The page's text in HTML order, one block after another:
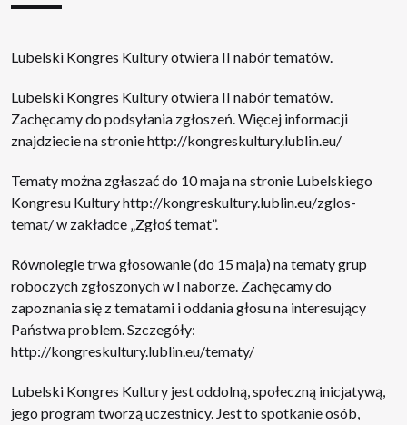
Lubelski Kongres Kultury otwiera II nabór tematów.
Lubelski Kongres Kulturyotwiera II nabór tematów.
Zachęcamy do podsyłania zgłoszeń. Więcej informacji
znajdziecie na stroniehttp://kongreskultury.lublin.eu/
Tematy można zgłaszać do 10 maja na stronie Lubelskiego
Kongresu Kulturyhttp://kongreskultury.lublin.eu/zglos-
temat/w zakładce „Zgłoś temat”.
Równolegle trwa głosowanie (do 15 maja) na tematy grup
roboczych zgłoszonych w I naborze. Zachęcamy do
zapoznania się z tematami i oddania głosu na interesujący
Państwa problem. Szczegóły:
http://kongreskultury.lublin.eu/tematy/
Lubelski Kongres Kultury jest oddolną, społeczną inicjatywą,
jego program tworzą uczestnicy. Jest to spotkanie osób,